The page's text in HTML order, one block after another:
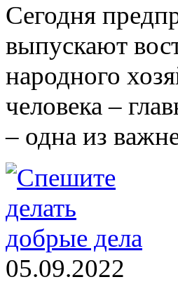
Сегодня
выпускают
народного
человека –
– одна из
05.09.2022